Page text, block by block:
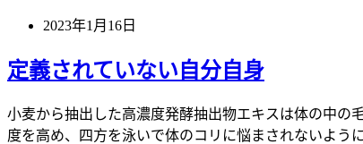
2023年1月16日
定義されていない自分自身
小麦から抽出した高濃度発酵抽出物エキスは体の中の
度を高め、四方を泳いで体のコリに悩まされないように